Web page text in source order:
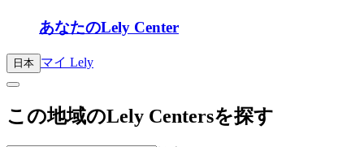
あなたのLely Center
日本 マイ Lely
この地域のLely Centersを探す